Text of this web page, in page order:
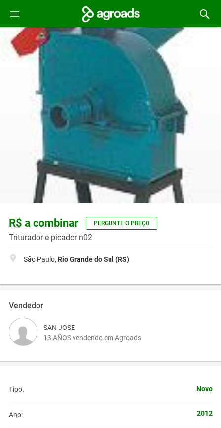
R$ a combinar PERGUNTE O PREÇO
Triturador e picador n02
São Paulo, Rio Grande do Sul (RS)
Vendedor
SAN JOSE
13 AÑOS vendendo em Agroads
Tipo: Novo
Ano: 2012